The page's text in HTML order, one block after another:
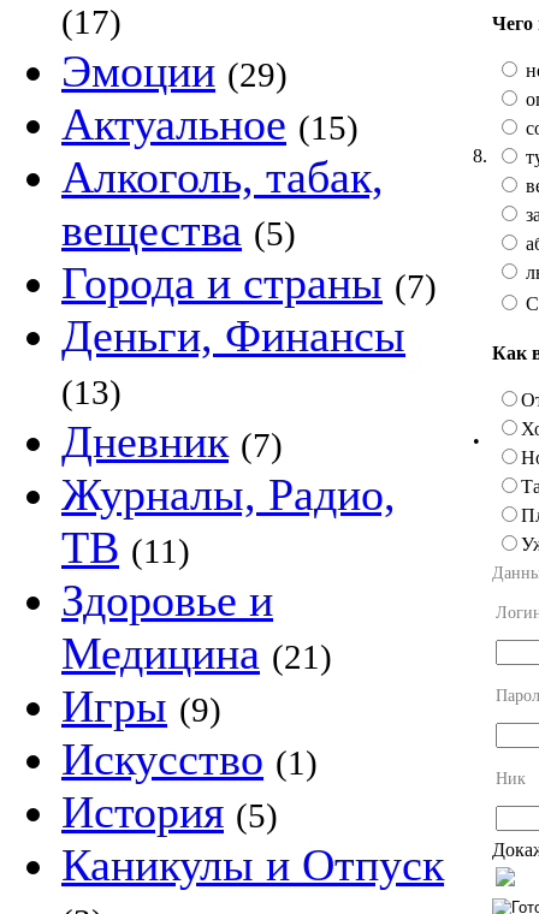
(17)
Эмоции (29)
Актуальное (15)
Алкоголь, табак,
вещества (5)
Города и страны (7)
Деньги, Финансы
(13)
Дневник (7)
Журналы, Радио,
ТВ (11)
Здоровье и
Медицина (21)
Игры (9)
Искусство (1)
История (5)
Каникулы и Отпуск
8.
Чего
•
Как
Ник